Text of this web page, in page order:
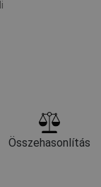
Összehasonlítás